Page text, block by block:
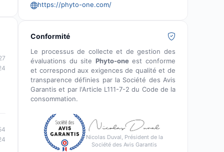
https://phyto-one.com/
Conformité
Le processus de collecte et de gestion des
évaluations du site Phyto-oneest conforme
et correspond aux exigences de qualité et de
transparence définies par la Société des Avis
Garantis et par l'Article L111-7-2 du Code de la
consommation.
Nicolas Duval, Président de la
Société des Avis Garantis